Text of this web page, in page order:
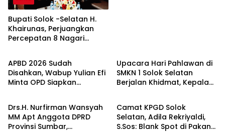
Bupati Solok -Selatan H.
Khairunas, Perjuangkan
Percepatan 8 Nagari
Berita
APBD 2026 Sudah
Disahkan, Wabup Yulian Efi
Minta OPD Siapkan
Upacara Hari Pahlawan di
SMKN 1 Solok Selatan
Berjalan Khidmat, Kepala
Berita
Drs.H. Nurfirman Wansyah
MM Apt Anggota DPRD
Provinsi Sumbar,
Berita
Camat KPGD Solok
Selatan, Adila Rekriyaldi,
S.Sos: Blank Spot di Pakan